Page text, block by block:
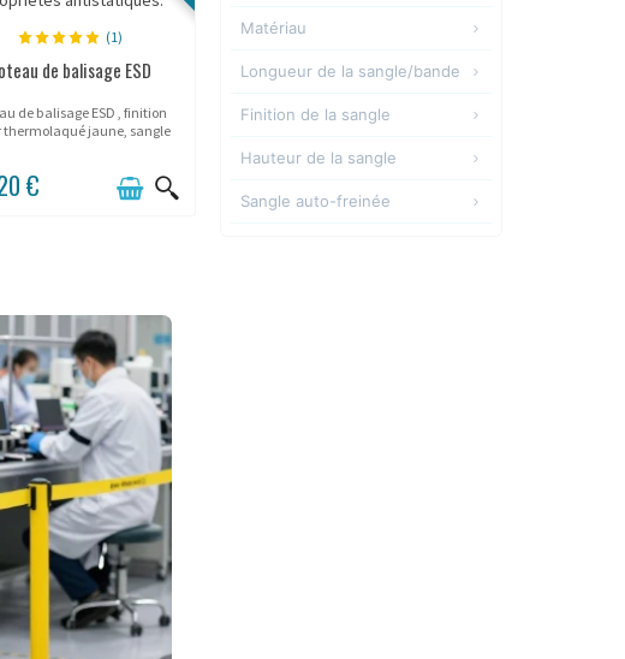
(1)
de balisage ESD
de balisage ESD , finition
thermolaqué jaune, sangle
€
Matériau
Longueur de la sangle/bande
3m 1
Finition de la sangle
Marquage "Zone protégée
Hauteur de la sangle
Sangle auto-freinée